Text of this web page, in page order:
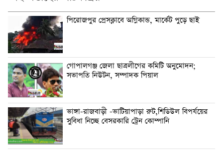
পিরোজপুর প্রেসক্লাবে অগ্নিকান্ড, মার্কেট পুড়ে ছাই
গোপালগঞ্জ জেলা ছাত্রলীগের কমিটি অনুমোদন;
সভাপতি নিউটন, সম্পাদক পিয়াল
ভাঙ্গা-রাজবাড়ী -ভাটিয়াপাড়া রুট,শিডিউল বিপর্যয়ের
সুবিধা নিচ্ছে বেসরকারি ট্রেন কোম্পানি